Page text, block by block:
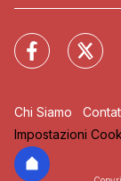
Chi Siamo
Impostazioni